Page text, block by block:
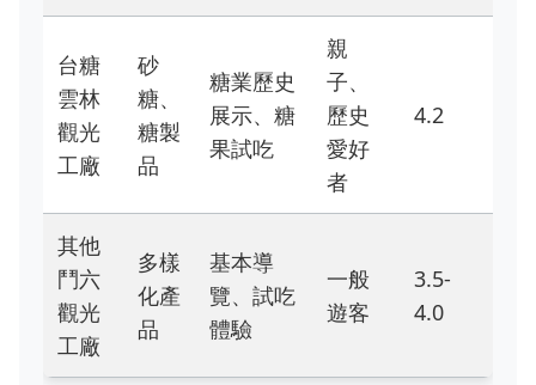
台糖
雲林
觀光
工廠
砂
糖、
糖製
品
糖業歷史
展示、糖
果試吃
親
子、
歷史
愛好
者
4.2
其他
鬥六
觀光
工廠
多樣
化產
品
基本導
覽、試吃
體驗
一般
遊客
3.5-
4.0